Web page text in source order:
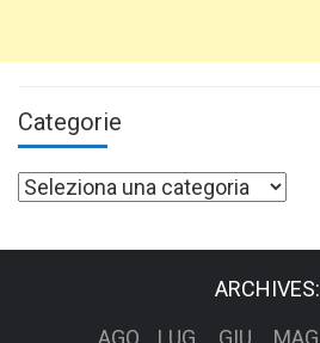
Categorie
Categorie
ARCHIVES:
AGO
LUG GIU MAG